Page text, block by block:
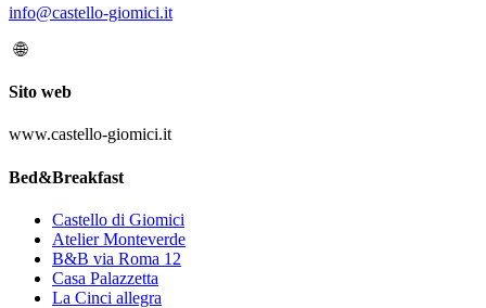
info@castello-giomici.it
Sito web
www.castello-giomici.it
Bed&Breakfast
Castello di Giomici
Atelier Monteverde
B&B via Roma 12
Casa Palazzetta
La Cinci allegra